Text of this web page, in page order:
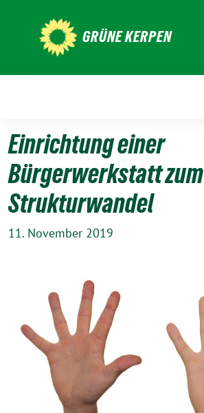
GRÜNE KERPEN
Einrichtung einer
Bürgerwerkstatt zum
Strukturwandel
11. November 2019